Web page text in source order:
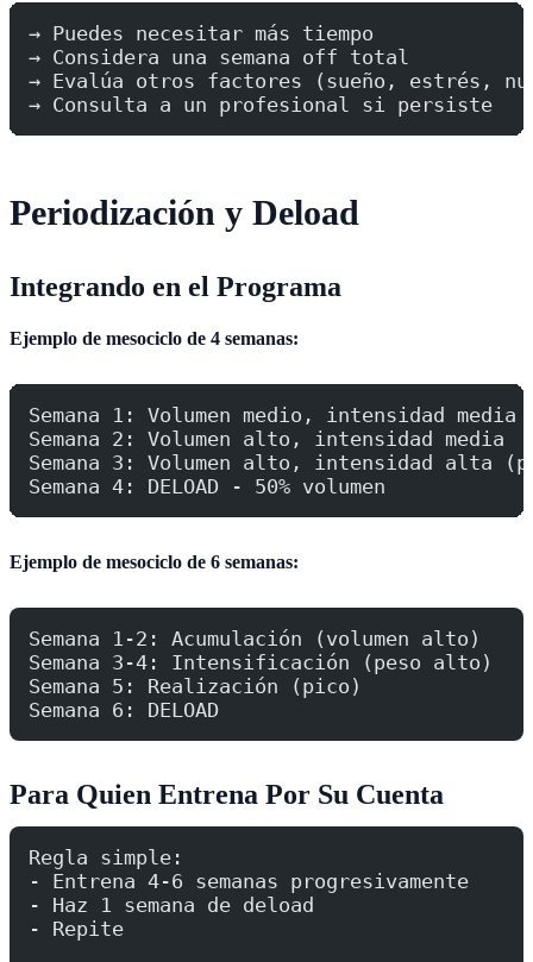
→ Puedes necesitar más tiempo
→ Considera una semana off total
→ Evalúa otros factores (sueño, estrés,
→ Consulta a un profesional si persiste
Periodización y Deload
Integrando en el Programa
Ejemplo de mesociclo de 4 semanas:
Semana 1: Volumen medio, intensidad media
Semana 2: Volumen alto, intensidad media
Semana 3: Volumen alto, intensidad alta
Semana 4: DELOAD - 50% volumen
Ejemplo de mesociclo de 6 semanas:
Semana 1-2: Acumulación (volumen alto)
Semana 3-4: Intensificación (peso alto)
Semana 5: Realización (pico)
Semana 6: DELOAD
Para Quien Entrena Por Su Cuenta
Regla simple:
- Entrena 4-6 semanas progresivamente
- Haz 1 semana de deload
- Repite